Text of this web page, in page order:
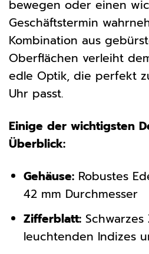
bewegen oder einen
Geschäftstermin
Kombination aus
Oberflächen verleiht
edle Optik, die perfekt
Uhr passt.
Einige der wichtigsten
Überblick:
Gehäuse:Robustes
42 mm Durchmesser
Zifferblatt:
leuchtenden Indizes